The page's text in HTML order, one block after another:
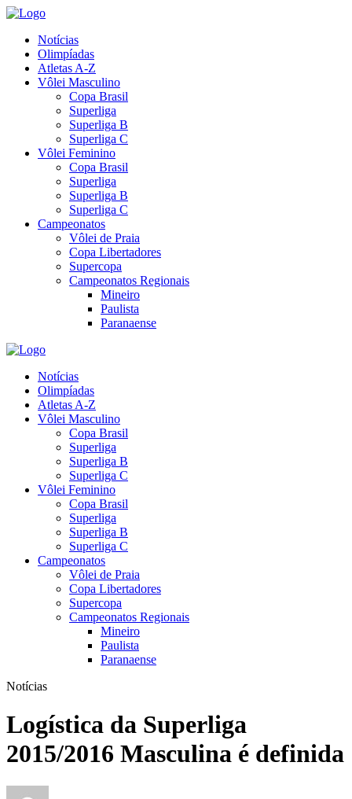
Notícias
Olimpíadas
Atletas A-Z
Vôlei Masculino
Copa Brasil
Superliga
Superliga B
Superliga C
Vôlei Feminino
Copa Brasil
Superliga
Superliga B
Superliga C
Campeonatos
Vôlei de Praia
Copa Libertadores
Supercopa
Campeonatos Regionais
Mineiro
Paulista
Paranaense
Notícias
Olimpíadas
Atletas A-Z
Vôlei Masculino
Copa Brasil
Superliga
Superliga B
Superliga C
Vôlei Feminino
Copa Brasil
Superliga
Superliga B
Superliga C
Campeonatos
Vôlei de Praia
Copa Libertadores
Supercopa
Campeonatos Regionais
Mineiro
Paulista
Paranaense
Notícias
Logística da Superliga
2015/2016 Masculina é definida